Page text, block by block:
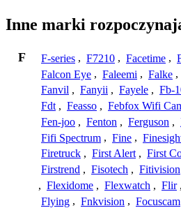
Inne marki
F F-series , F7210 , Facetime ,
Falcon Eye , Faleemi , Falke ,
Fanvil , Fanyii , Fayele , Fb-
Fdt , Feasso , Febfox Wifi
Fen-joo , Fenton , Ferguson ,
Fifi Spectrum , Fine ,
Firetruck , First Alert , First
Firstrend , Fisotech , Fitivision
, Flexidome , Flexwatch , Flir ,
Flying , Fnkvision , Focuscam